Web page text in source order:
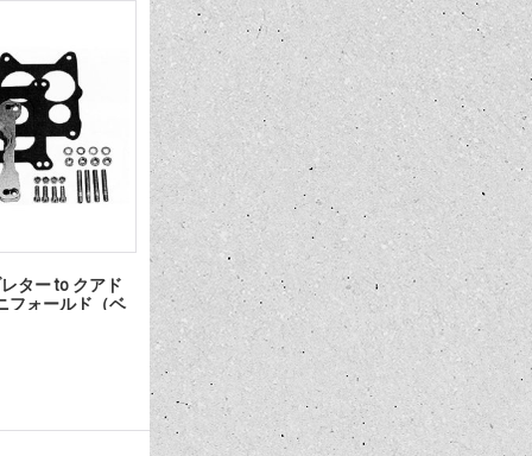
マニフォール
ティン
パワープラスIntakeマニフォール
ド SB CHV Crosswindサティン
フィッテ
テーク マ
3,080円
(税込)